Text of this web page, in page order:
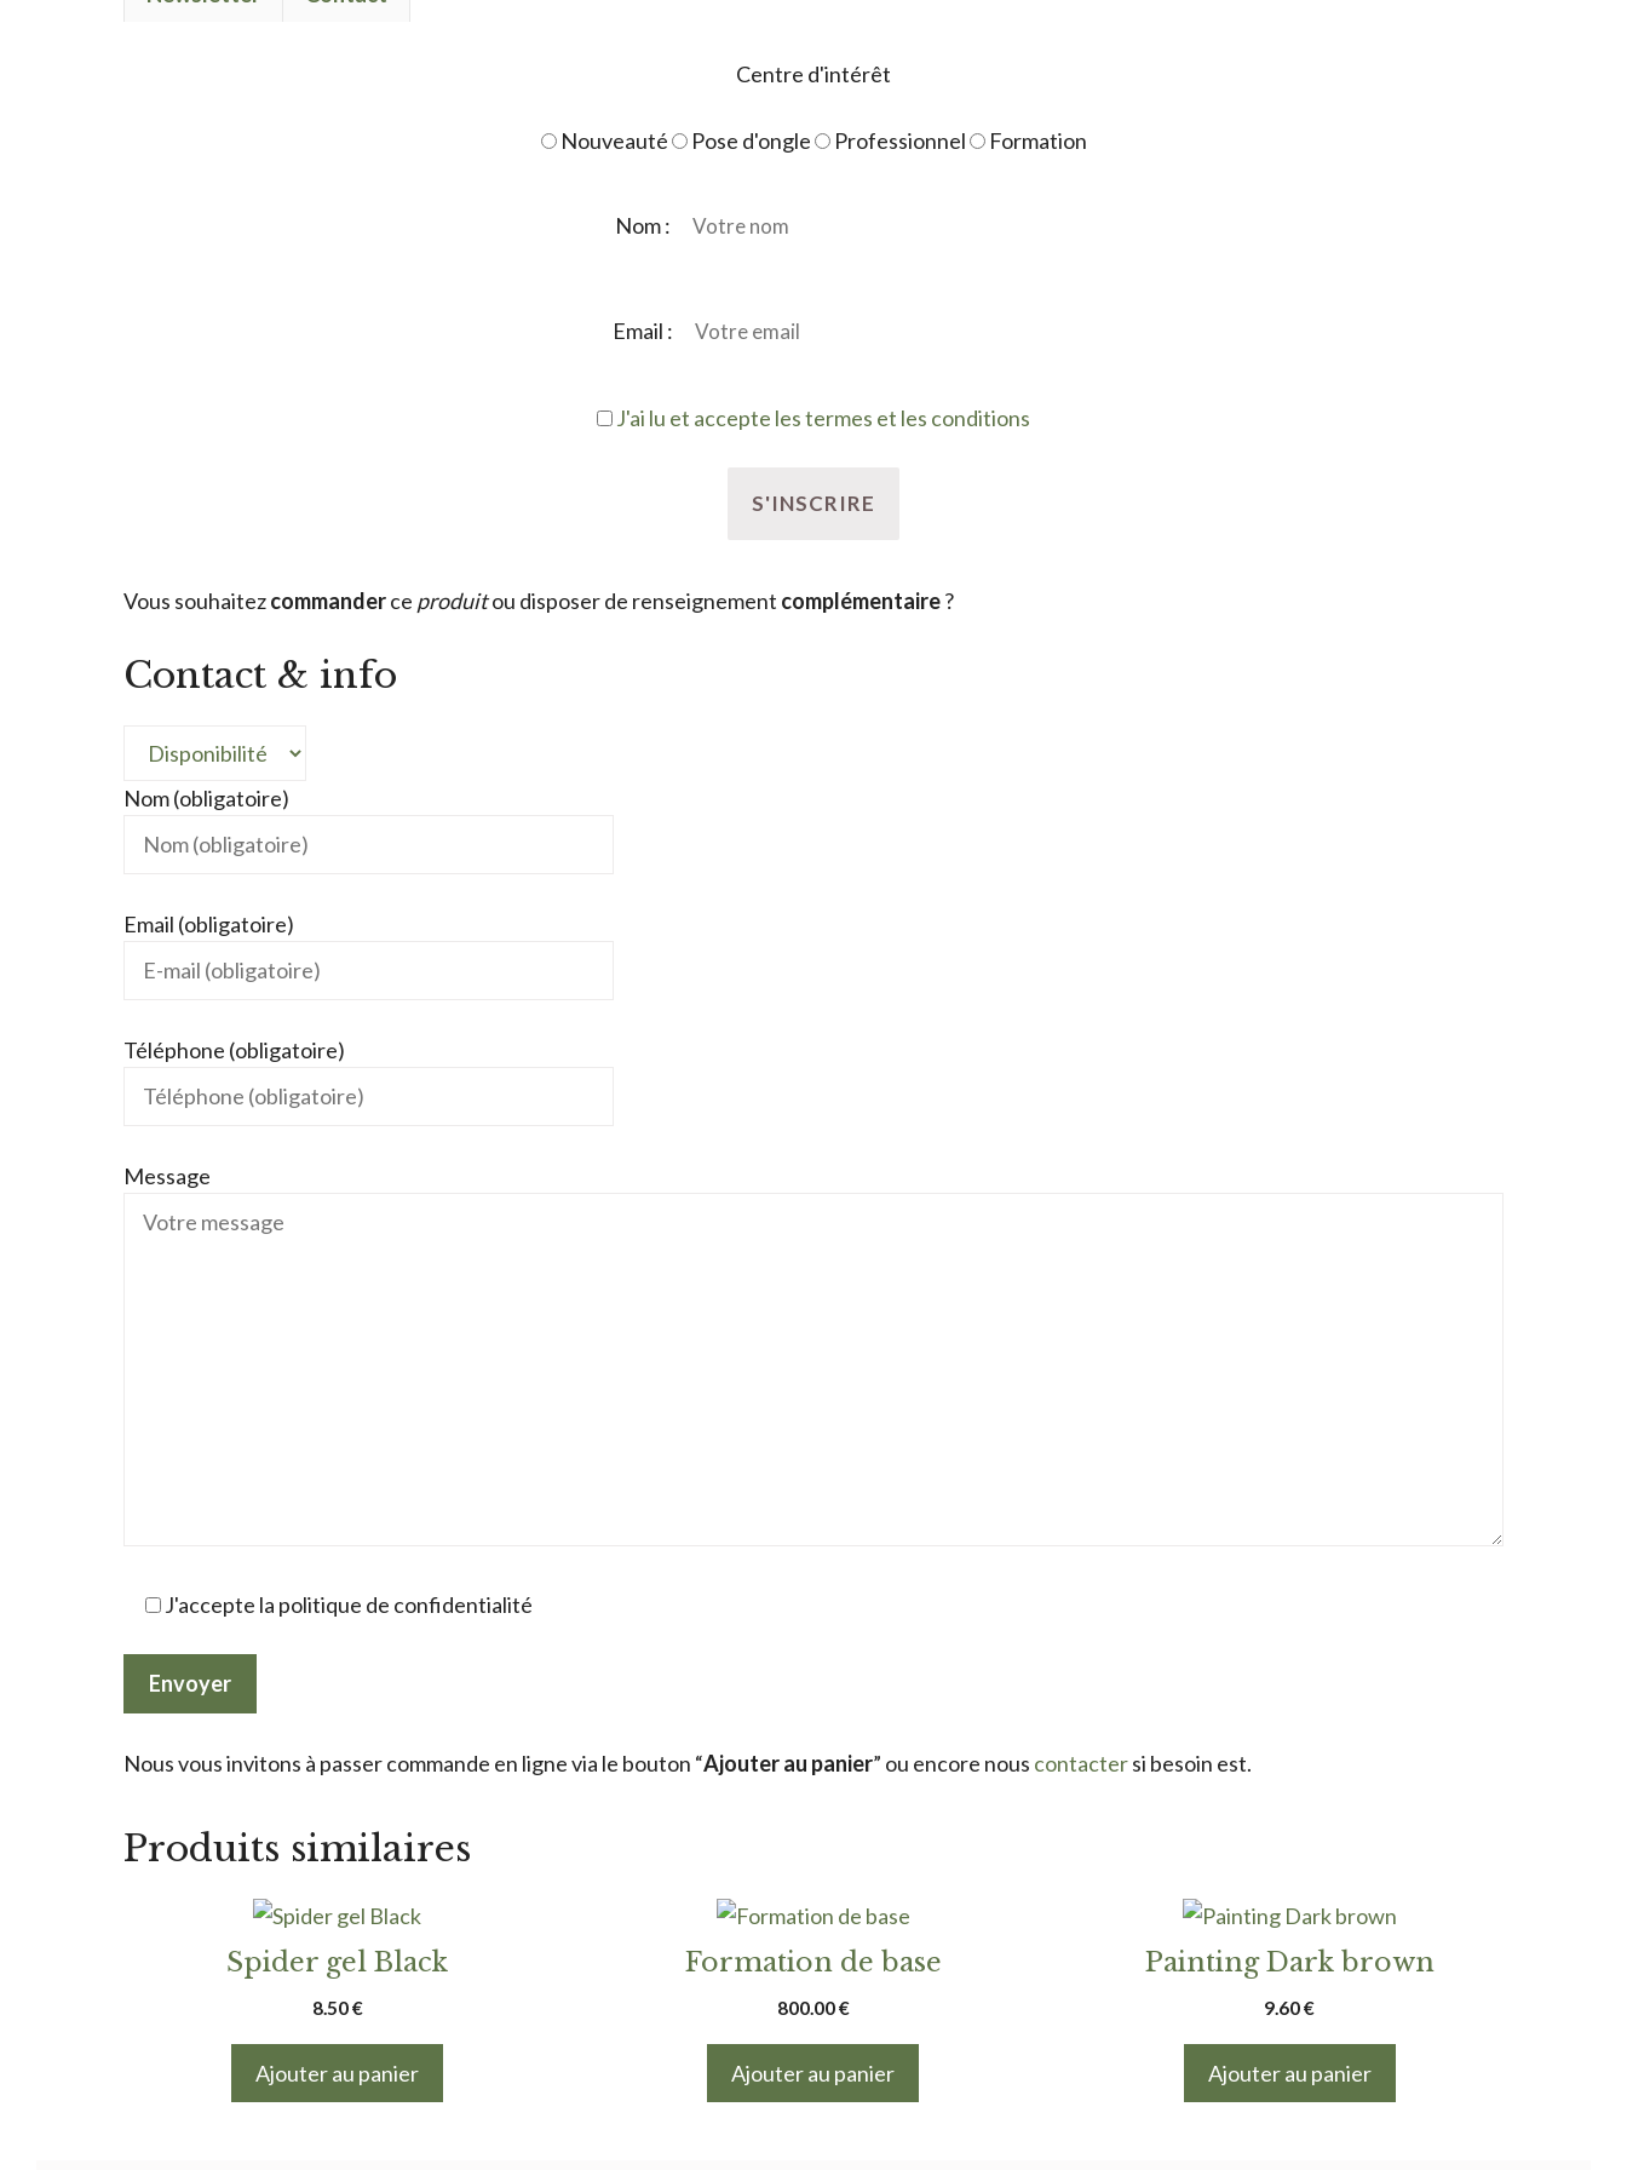
Centre d'intérêt
Nouveauté Pose d'ongle Professionnel Formation
Nom :
Email :
J'ai lu et accepte les termes et les conditions
Vous souhaitezcommanderce produitou disposer de renseignement complémentaire?
Contact & info
Nom (obligatoire)
Email (obligatoire)
Téléphone (obligatoire)
Message
J'accepte la politique de confidentialité
Nous vous invitons à passer commande en ligne via le bouton “Ajouter au panier” ou encore nous contactersi besoin est.
Produits similaires
Spider gel Black
8.50€
Ajouter au panier
Formation de base
800.00€
Ajouter au panier
Painting Dark brown
9.60€
Ajouter au panier